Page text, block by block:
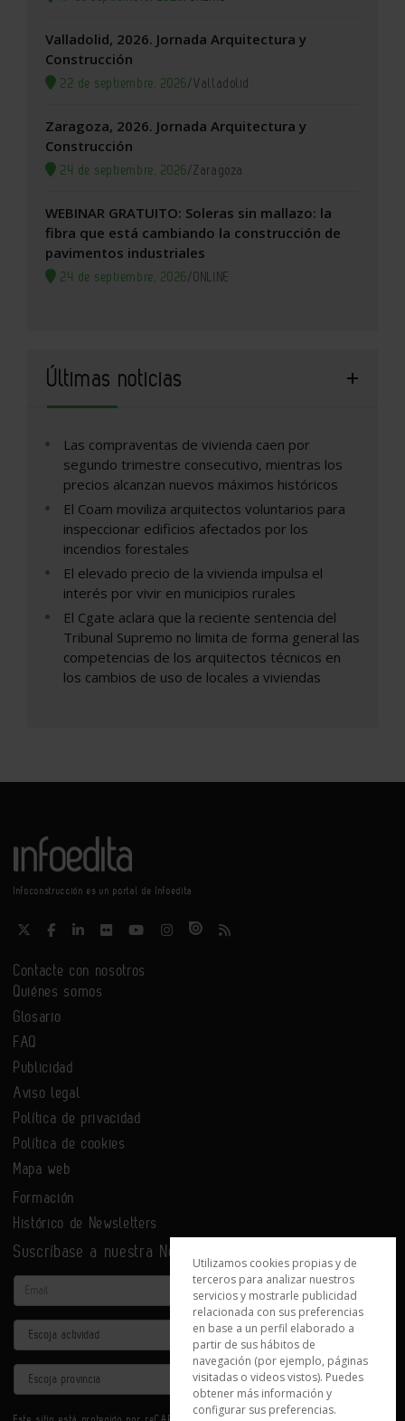
Valladolid, 2026. Jornada Arquitectura y
Construcción
22 de septiembre, 2026/Valladolid
Zaragoza, 2026. Jornada Arquitectura y
Construcción
24 de septiembre, 2026/Zaragoza
WEBINAR GRATUITO: Soleras sin mallazo: la
fibra que está cambiando la construcción de
pavimentos industriales
24 de septiembre, 2026/ONLINE
Últimas noticias
Las compraventas de vivienda caen por
segundo trimestre consecutivo, mientras los
precios alcanzan nuevos máximos históricos
El Coam moviliza arquitectos voluntarios para
inspeccionar edificios afectados por los
incendios forestales
El elevado precio de la vivienda impulsa el
interés por vivir en municipios rurales
El Cgate aclara que la reciente sentencia del
Tribunal Supremo no limita de forma general las
competencias de los arquitectos técnicos en
los cambios de uso de locales a viviendas
Infoconstrucción es un portal de Infoedita
Contacte con nosotros
Quiénes somos
Glosario
FAQ
Publicidad
Aviso legal
Política de privacidad
Política de cookies
Mapa web
Formación
Histórico de Newsletters
Suscríbase a nuestra Newsletter
Email
Actividad
Provincia
Utilizamos cookies propias y de
terceros para analizar nuestros
servicios y mostrarle publicidad
relacionada con sus preferencias
en base a un perfil elaborado a
partir de sus hábitos de
navegación (por ejemplo, páginas
visitadas o videos vistos). Puedes
obtener más información y
configurar sus preferencias.